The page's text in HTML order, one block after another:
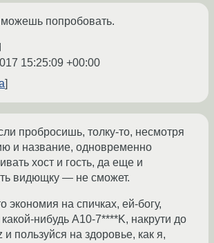
можешь попробовать.
15:25:09 +00:00
пробросишь, толку-то, несмотря
и название, одновременно
хост и гость, да еще и
видющку — не сможет.
экономия на спичках, ей-богу,
нибудь A10-7****K, накрути до
и пользуйся на здоровье, как я,